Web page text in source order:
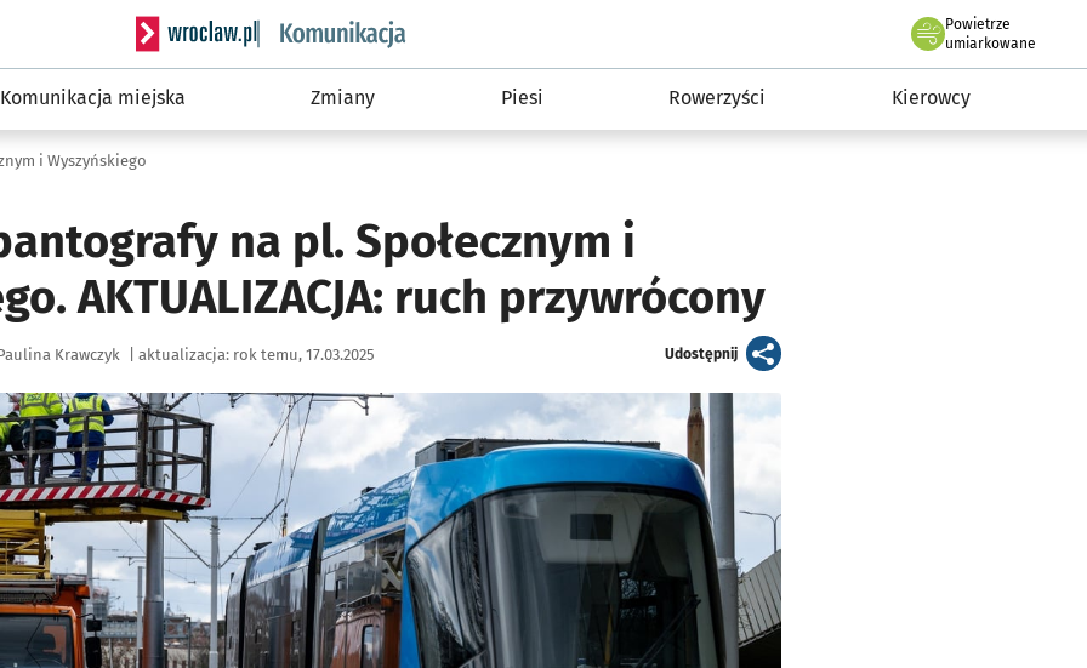
Serwis informacyjny wroclaw.pl podserwis: Komunikacja
Powietrze
we Wrocławiu
umiarkowane
Komunikacja miejska Zmiany Piesi Rowerzyści Kierowcy
i Wyszyńskiego
na pl. Społecznym i
AKTUALIZACJA: ruch przywrócony
Krawczyk aktualizacja: rok temu, 17.03.2025 Udostępnijartykuł